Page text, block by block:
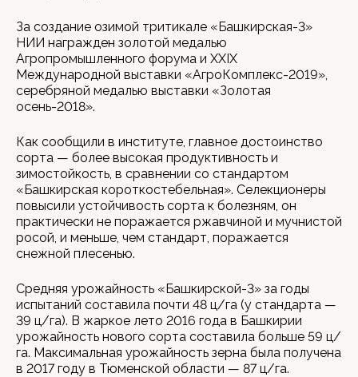
За создание озимой тритикале «Башкирская-3»
НИИ награжден золотой медалью
Агропромышленного форума и XXIX
Международной выставки «АгроКомплекс-2019»,
серебряной медалью выставки «Золотая
осень-2018».
Как сообщили в институте, главное достоинство
сорта — более высокая продуктивность и
зимостойкость, в сравнении со стандартом
«Башкирская короткостебельная». Селекционеры
повысили устойчивость сорта к болезням, он
практически не поражается ржавчиной и мучнистой
росой, и меньше, чем стандарт, поражается
снежной плесенью.
Средняя урожайность «Башкирской-3» за годы
испытаний составила почти 48 ц/га (у стандарта —
39 ц/га). В жаркое лето 2016 года в Башкирии
урожайность нового сорта составила больше 59 ц/
га. Максимальная урожайность зерна была получена
в 2017 году в Тюменской области — 87 ц/га.